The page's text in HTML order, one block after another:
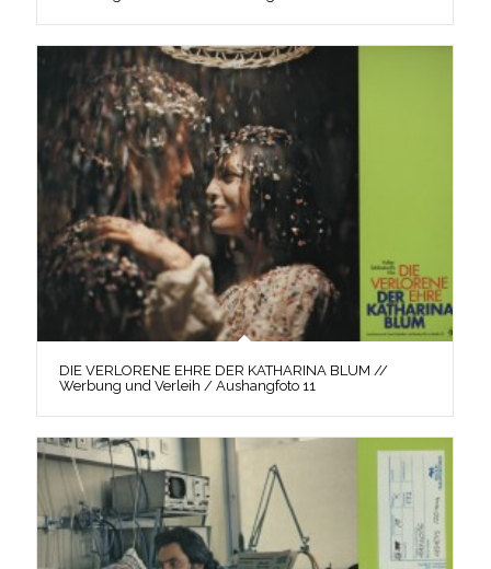
DIE VERLORENE EHRE DER KATHARINA BLUM //
Werbung und Verleih / Aushangfoto 11